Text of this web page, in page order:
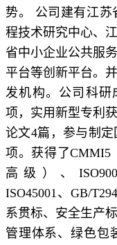
势。 公司建有江苏
程技术研究中心、
省中小企业公共服
平台等创新平台。
发机构。公司科研
项，实用新型专利
论文4篇，参与制
项。获得了CMMI5
高级）、
ISO45001、GB/
系贯标、安全生产
管理体系、绿色包